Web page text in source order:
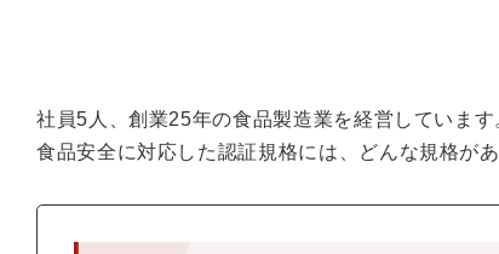
社員5人、創業25年の食品製造業を経営していま
食品安全に対応した認証規格には、どんな規格が